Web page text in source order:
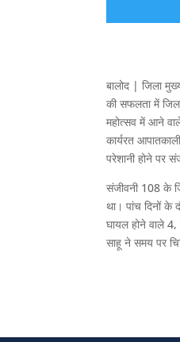
बालोद | जिला
की सफलता में
महोत्सव में आने
कार्यरत
परेशानी होने पर
संजीवनी 108 के
था। पांच दिनों के
घायल होने वाले 4,
साहू ने समय पर